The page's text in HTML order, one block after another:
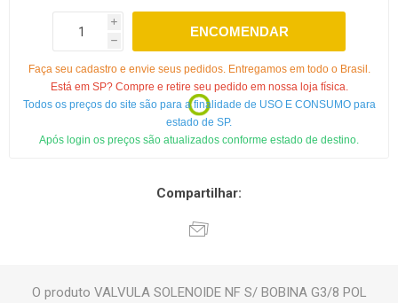
i
h
ENCOMENDAR
Faça seu cadastro e envie seus pedidos. Entregamos em todo o Brasil.
Está em SP? Compre e retire seu pedido em nossa loja física.
Todos os preços do site são para a finalidade de USO E CONSUMO para
estado de SP.
Após login os preços são atualizados conforme estado de destino.
Compartilhar:
O produto VALVULA SOLENOIDE NF S/ BOBINA G3/8 POL